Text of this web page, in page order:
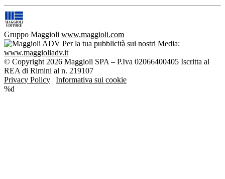
Gruppo Maggioli www.maggioli.com
Per la tua pubblicità sui nostri Media:
www.maggioliadv.it
© Copyright 2026 Maggioli SPA – P.Iva 02066400405 Iscritta al
REA di Rimini al n. 219107
Privacy Policy | Informativa sui cookie
%d